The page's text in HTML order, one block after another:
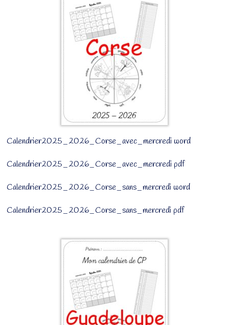
Calendrier2025_2026_Corse_avec_mercredi word
Calendrier2025_2026_Corse_avec_mercredi pdf
Calendrier2025_2026_Corse_sans_mercredi word
Calendrier2025_2026_Corse_sans_mercredi pdf